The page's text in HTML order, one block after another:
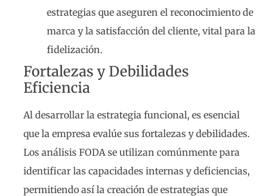
estrategias que aseguren el reconocimiento de
marca y la satisfacción del cliente, vital para la
fidelización.
Fortalezas y Debilidades
Eficiencia
Al desarrollar la estrategia funcional, es esencial
que la empresa evalúe sus fortalezas y debilidades.
Los análisis FODA se utilizan comúnmente para
identificar las capacidades internas y deficiencias,
permitiendo así la creación de estrategias que